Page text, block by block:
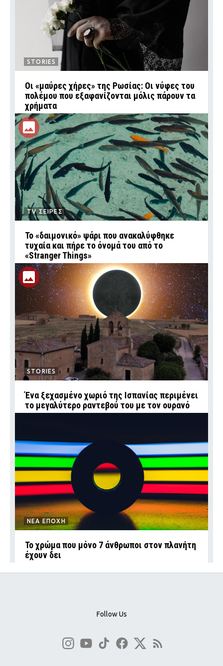
STORIES
Οι «μαύρες χήρες» της Ρωσίας: Οι νύφες του
πολέμου που εξαφανίζονται μόλις πάρουν τα
χρήματα
TV ΣΕΙΡΕΣ
Το «δαιμονικό» ψάρι που ανακαλύφθηκε
τυχαία και πήρε το όνομά του από το
«Stranger Things»
STORIES
Ένα ξεχασμένο χωριό της Ισπανίας περιμένει
το μεγαλύτερο ραντεβού του με τον ουρανό
ΝΕΑ ΕΠΟΧΗ
Το χρώμα που μόνο 7 άνθρωποι στον πλανήτη
έχουν δει
Follow Us